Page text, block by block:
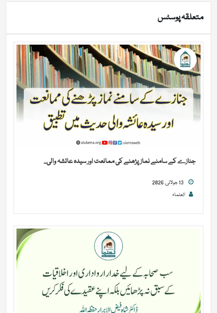
متعلقہ پوسٹس
جنازے کے سامنے نماز پڑھنے کی ممانعت اور سیدہ عائشہ والی...
العلماء